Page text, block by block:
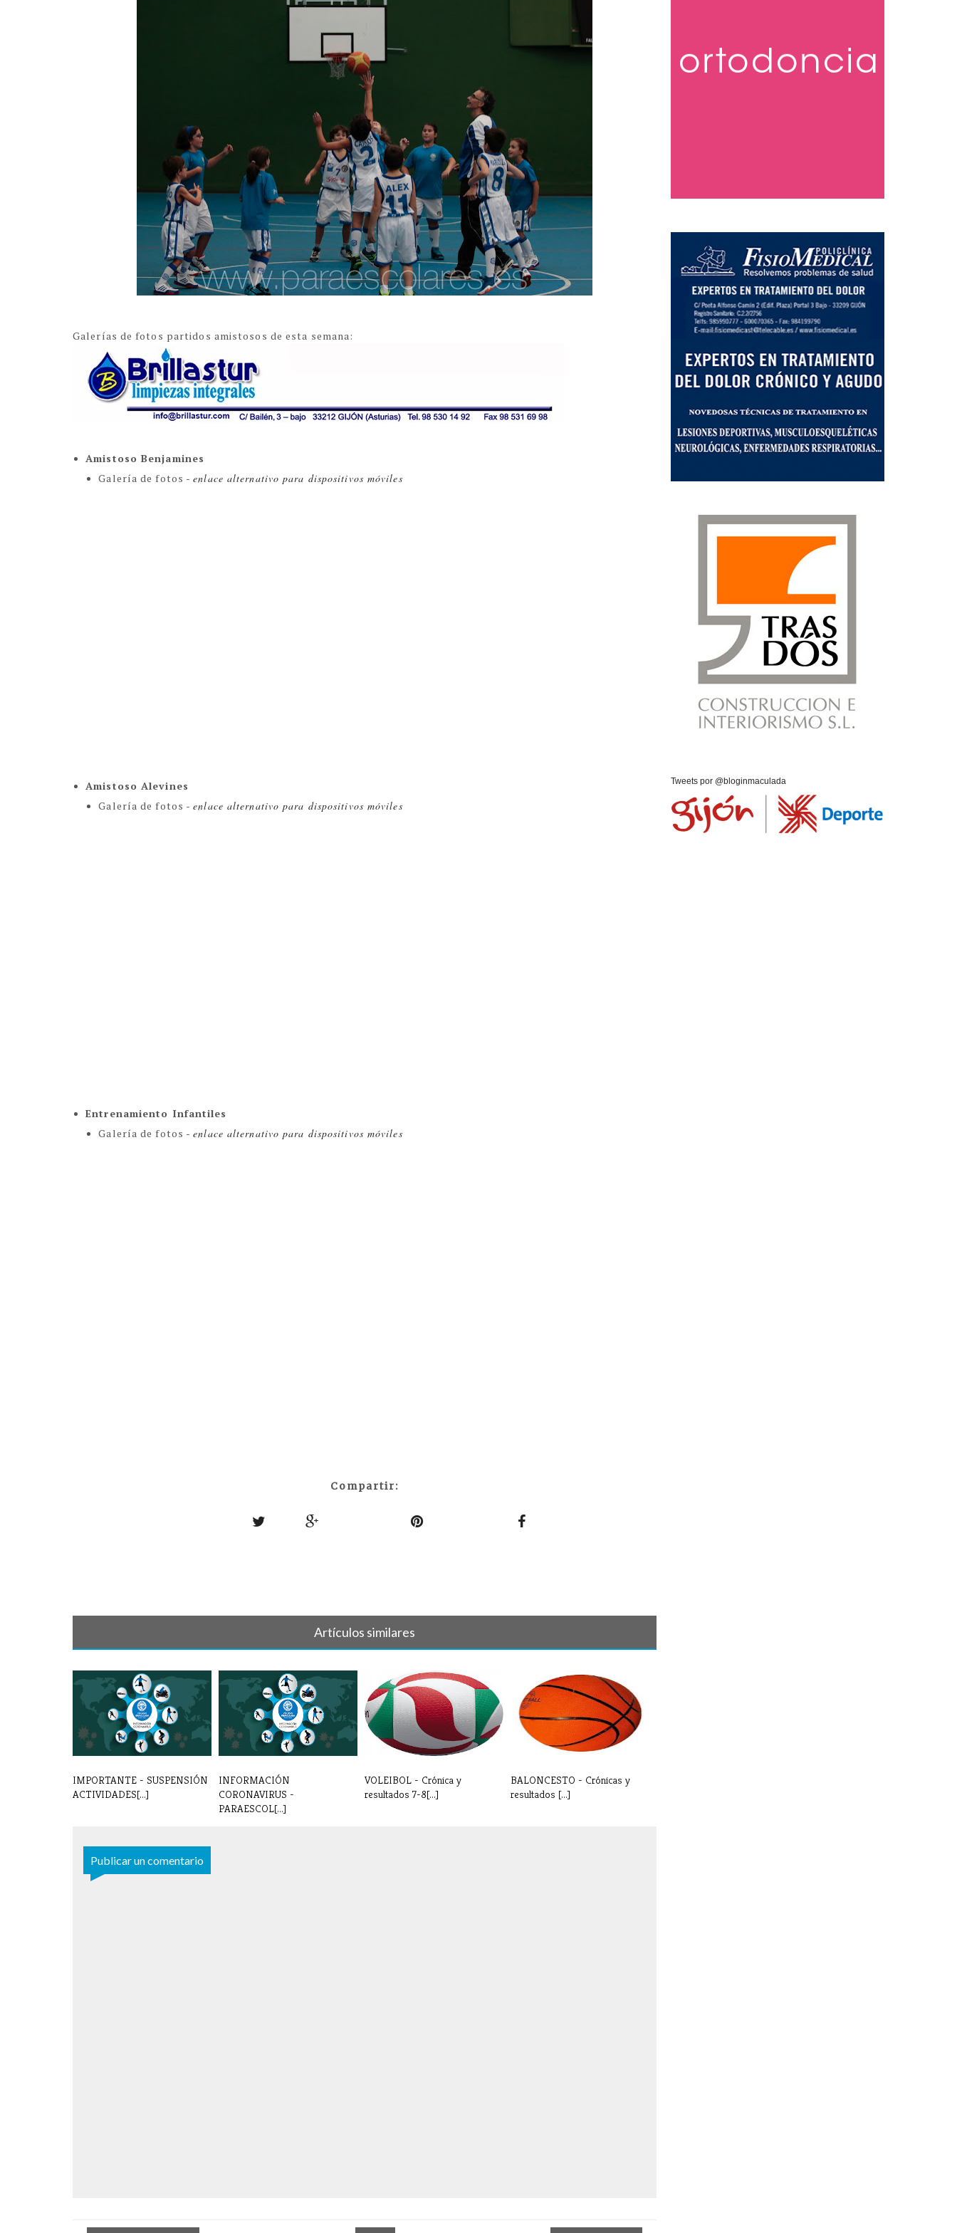
Galerías de fotos partidos amistosos de esta semana:
Amistoso Benjamines
Galería de fotos -enlace alternativo para dispositivos móviles
Amistoso Alevines
Galería de fotos -enlace alternativo para dispositivos móviles
Entrenamiento Infantiles
Galería de fotos -enlace alternativo para dispositivos móviles
Compartir:
Artículos similares
IMPORTANTE - SUSPENSIÓN
ACTIVIDADES[...]
INFORMACIÓN
CORONAVIRUS -
PARAESCOL[...]
VOLEIBOL - Crónica y
resultados 7-8[...]
BALONCESTO - Crónicas y
resultados [...]
Publicar un comentario
Tweets por @bloginmaculada